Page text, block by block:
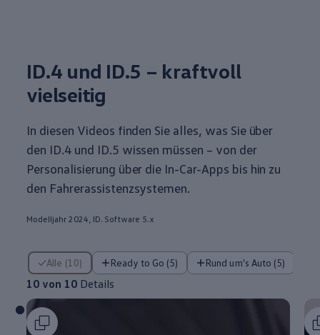
ID.4 und ID.5 – kraftvoll
vielseitig
In diesen Videos finden Sie alles, was Sie über
den ID.4 und ID.5 wissen müssen – von der
Personalisierung über die In-Car-Apps bis hin zu
den Fahrerassistenzsystemen.
Modelljahr 2024, ID. Software 5.x
Alle (10) Ready to Go (5) Rund um's Auto (5)
10 von 10 Details
10 von 10 Details